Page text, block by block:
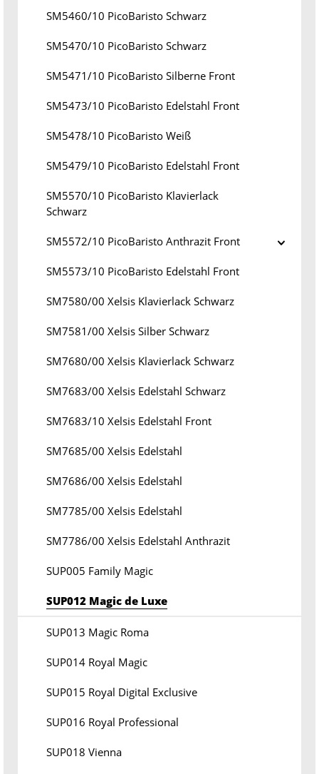
SM5460/10 PicoBaristo Schwarz
SM5470/10 PicoBaristo Schwarz
SM5471/10 PicoBaristo Silberne Front
SM5473/10 PicoBaristo Edelstahl Front
SM5478/10 PicoBaristo Weiß
SM5479/10 PicoBaristo Edelstahl Front
SM5570/10 PicoBaristo Klavierlack
Schwarz
SM5572/10 PicoBaristo Anthrazit Front
SM5573/10 PicoBaristo Edelstahl Front
SM7580/00 Xelsis Klavierlack Schwarz
SM7581/00 Xelsis Silber Schwarz
SM7680/00 Xelsis Klavierlack Schwarz
SM7683/00 Xelsis Edelstahl Schwarz
SM7683/10 Xelsis Edelstahl Front
SM7685/00 Xelsis Edelstahl
SM7686/00 Xelsis Edelstahl
SM7785/00 Xelsis Edelstahl
SM7786/00 Xelsis Edelstahl Anthrazit
SUP005 Family Magic
SUP012 Magic de Luxe
SUP013 Magic Roma
SUP014 Royal Magic
SUP015 Royal Digital Exclusive
SUP016 Royal Professional
SUP018 Vienna